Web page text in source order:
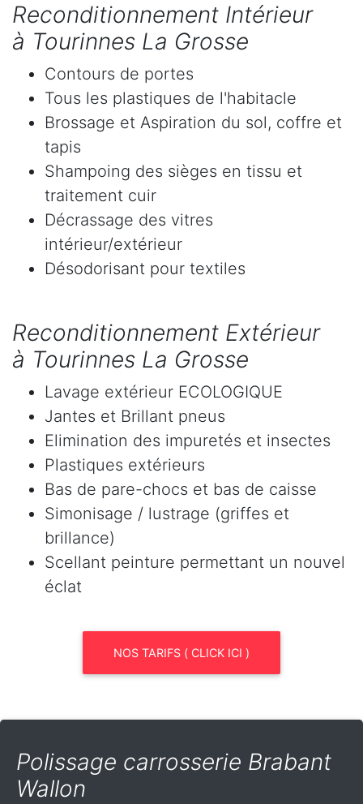
Reconditionnement Intérieur
à Tourinnes La Grosse
Contours de portes
Tous les plastiques de l'habitacle
Brossage et Aspiration du sol, coffre et
tapis
Shampoing des sièges en tissu et
traitement cuir
Décrassage des vitres
intérieur/extérieur
Désodorisant pour textiles
Reconditionnement Extérieur
à Tourinnes La Grosse
Lavage extérieur ECOLOGIQUE
Jantes et Brillant pneus
Elimination des impuretés et insectes
Plastiques extérieurs
Bas de pare-chocs et bas de caisse
Simonisage / lustrage (griffes et
brillance)
Scellant peinture permettant un nouvel
éclat
NOS TARIFS ( CLICK ICI )
Polissage carrosserie Brabant
Wallon